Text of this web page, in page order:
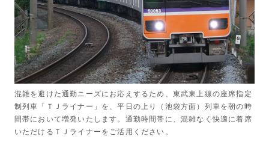
混雑を避けた通勤ニーズにお応えするため、東武東上線の座席指定
制列車「ＴＪライナー」を、平日の上り（池袋方面）列車を朝の時
間帯において増発いたします。通勤時間帯に、混雑なく快適に着席
いただけるＴＪライナーをご活用ください。